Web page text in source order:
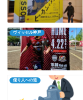
ヴィッセル神戸
億り人への道